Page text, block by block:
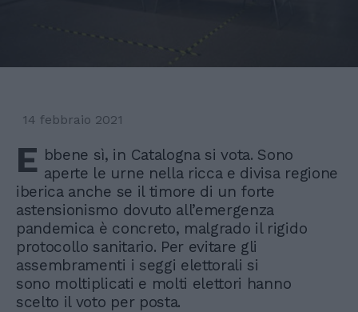
14 febbraio 2021
E bbene sì, in Catalogna si vota. Sono
aperte le urne nella ricca e divisa regione
iberica anche se il timore di un forte
astensionismo dovuto all’emergenza
pandemica è concreto, malgrado il rigido
protocollo sanitario. Per evitare gli
assembramenti i seggi elettorali si
sono moltiplicati e molti elettori hanno
scelto il voto per posta.